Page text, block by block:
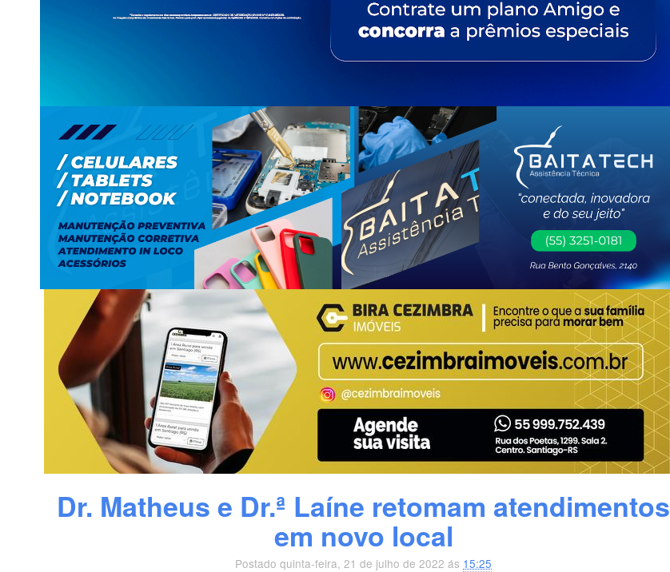
Dr. Matheus e Dr.ª Laíne retomam atendimentos
em novo local
Postado quinta-feira, 21 de julho de 2022 ás 15:25